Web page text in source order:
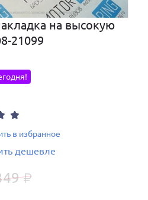
на высокую
21099
в избранное
дешевле
₽